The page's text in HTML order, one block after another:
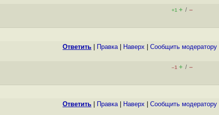
+1 + / –
Ответить Правка| Наверх Cообщить модератору
–1 + / –
Ответить Правка| Наверх Cообщить модератору